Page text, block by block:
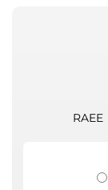
RAEE